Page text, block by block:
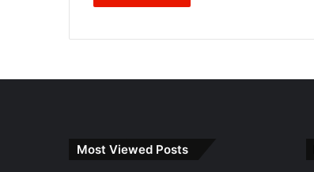
Most Viewed Posts